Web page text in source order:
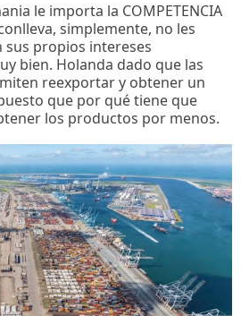
le importa la COMPETENCIA
simplemente, no les
sus propios intereses
bien. Holanda dado que las
reexportar y obtener un
que por qué tiene que
los productos por menos.